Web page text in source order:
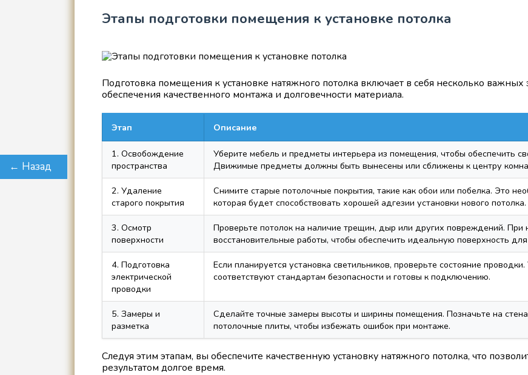
Этапы подготовки помещения к установке потолка
Подготовка помещения к установке натяжного потолка включает в себя несколько
обеспечения качественного монтажа и долговечности материала.
Этап Описание
1. Освобождение
пространства
Уберите мебель и предметы интерьера из помещения, чтобы обеспечить
Движимые предметы должны быть вынесены или сближены к центру
2. Удаление
старого покрытия
Снимите старые потолочные покрытия, такие как обои или побелка. Это
которая будет способствовать хорошей адгезии установки нового потолка.
3. Осмотр
поверхности
Проверьте потолок на наличие трещин, дыр или других повреждений. При
восстановительные работы, чтобы обеспечить идеальную поверхность
4. Подготовка
электрической
проводки
Если планируется установка светильников, проверьте состояние
соответствуют стандартам безопасности и готовы к подключению.
5. Замеры и
разметка
Сделайте точные замеры высоты и ширины помещения. Позначьте на
потолочные плиты, чтобы избежать ошибок при монтаже.
Следуя этим этапам, вы обеспечите качественную установку натяжного потолка, что
результатом долгое время.
← Назад